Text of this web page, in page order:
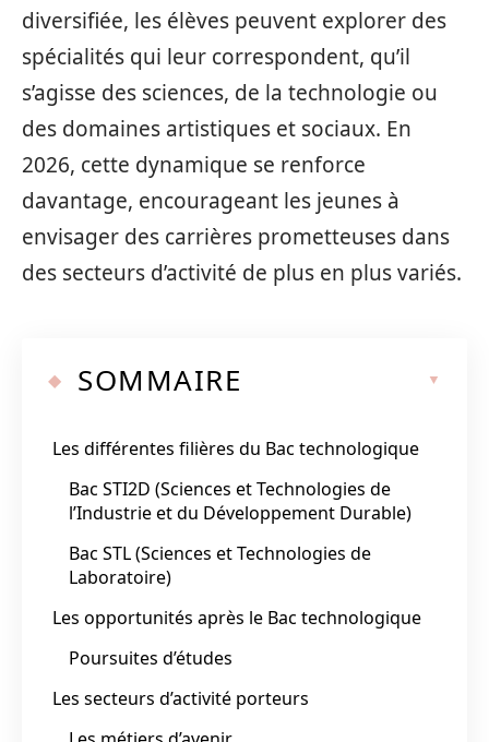
diversifiée, les élèves peuvent explorer des
spécialités qui leur correspondent, qu’il
s’agisse des sciences, de la technologie ou
des domaines artistiques et sociaux. En
2026, cette dynamique se renforce
davantage, encourageant les jeunes à
envisager des carrières prometteuses dans
des secteurs d’activité de plus en plus variés.
SOMMAIRE
Les différentes filières du Bac technologique
Bac STI2D (Sciences et Technologies de
l’Industrie et du Développement Durable)
Bac STL (Sciences et Technologies de
Laboratoire)
Les opportunités après le Bac technologique
Poursuites d’études
Les secteurs d’activité porteurs